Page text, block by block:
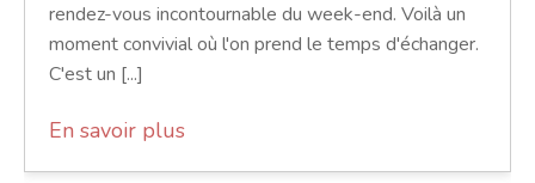
rendez-vous incontournable du week-end. Voilà un
moment convivial où l'on prend le temps d'échanger.
C'est un [...]
En savoir plus